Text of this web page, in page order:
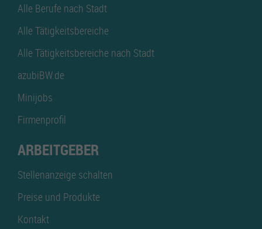
Alle Berufe nach Stadt
Alle Tätigkeitsbereiche
Alle Tätigkeitsbereiche nach Stadt
azubiBW.de
Minijobs
Firmenprofil
ARBEITGEBER
Stellenanzeige schalten
Preise und Produkte
Kontakt